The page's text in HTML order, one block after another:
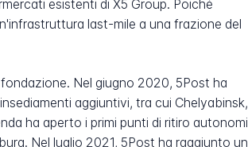
esistenti di X5 Group. Poiché
last-mile a una frazione del
Nel giugno 2020, 5Post ha
aggiuntivi, tra cui Chelyabinsk,
ha aperto i primi punti di ritiro autonomi
Nel luglio 2021, 5Post ha raggiunto un